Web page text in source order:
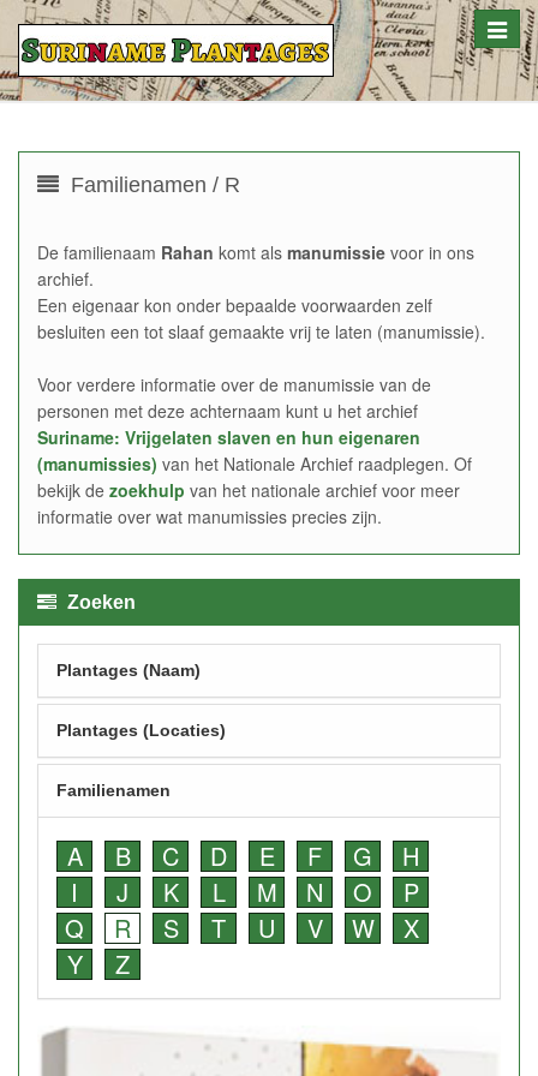
Toggle
Familienamen / R
De familienaam Rahan komt als manumissie voor in ons
archief.
Een eigenaar kon onder bepaalde voorwaarden zelf
besluiten een tot slaaf gemaakte vrij te laten (manumissie).
Voor verdere informatie over de manumissie van de
personen met deze achternaam kunt u het archief
Suriname: Vrijgelaten slaven en hun eigenaren
(manumissies) van het Nationale Archief raadplegen. Of
bekijk de zoekhulp van het nationale archief voor meer
informatie over wat manumissies precies zijn.
Zoeken
Plantages (Naam)
Plantages (Locaties)
Familienamen
A B C D E F G
H
I
J K L M N O
P
Q
R S T U V W
X
Y
Z